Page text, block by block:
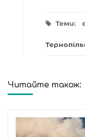
Теми:
Читайте також: